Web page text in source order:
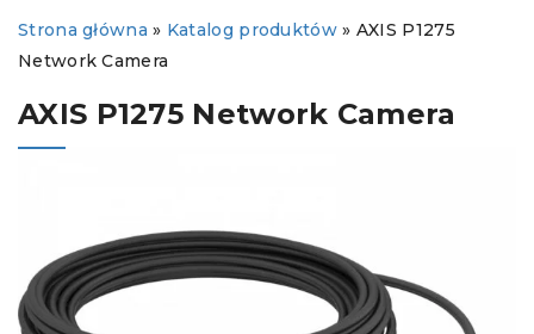
Strona główna » Katalog produktów» AXIS P1275
Network Camera
AXIS P1275 Network Camera